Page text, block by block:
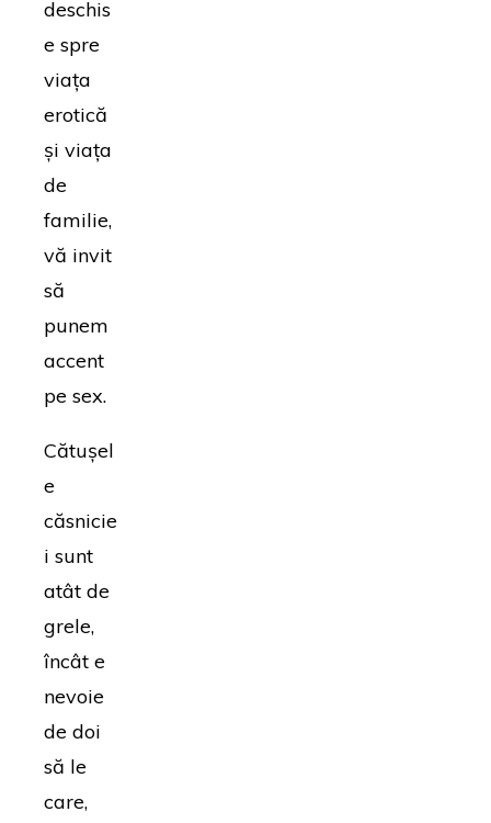
deschis
e spre
viața
erotică
și viața
de
familie,
vă invit
să
punem
accent
pe sex.
Cătușel
e
căsnicie
i sunt
atât de
grele,
încât e
nevoie
de doi
să le
care,